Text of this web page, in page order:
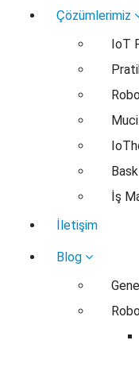
Çözümlerimiz
IoT
İş
İletişim
Blog
Genel